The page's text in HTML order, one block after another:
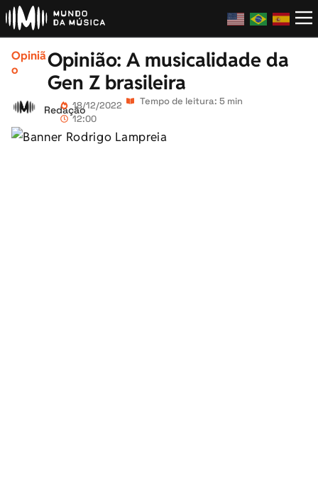
Opiniã
o
Opinião: A musicalidade da
Gen Z brasileira
Redação18/12/2022
12:00
Tempo de leitura: 5 min